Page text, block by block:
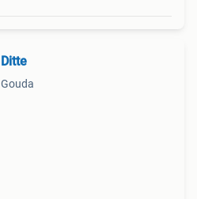
Ditte
Gouda